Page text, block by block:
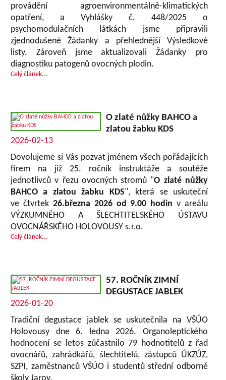
provádění agroenvironmentálně-klimatických
opatření, a Vyhlášky č. 448/2025 o
psychomodulačních látkách jsme připravili
zjednodušené Žádanky a přehlednější Výsledkové
listy. Zároveň jsme aktualizovali Žádanky pro
diagnostiku patogenů ovocných plodin.
Celý článek...
O zlaté nůžky BAHCO a
zlatou žabku KDS
2026-02-13
Dovolujeme si Vás pozvat jménem všech pořádajících
firem na již 25. ročník instruktáže a soutěže
jednotlivců v řezu ovocných stromů "O zlaté nůžky
BAHCO a zlatou žabku KDS", která se uskuteční
ve čtvrtek 26.března 2026 od 9.00 hodin v areálu
VÝZKUMNÉHO A ŠLECHTITELSKÉHO ÚSTAVU
OVOCNÁŘSKÉHO HOLOVOUSY s.r.o.
Celý článek...
57. ROČNÍK ZIMNÍ
DEGUSTACE JABLEK
2026-01-20
Tradiční degustace jablek se uskutečnila na VŠÚO
Holovousy dne 6. ledna 2026. Organoleptického
hodnocení se letos zúčastnilo 79 hodnotitelů z řad
ovocnářů, zahrádkářů, šlechtitelů, zástupců ÚKZÚZ,
SZPI, zaměstnanců VŠÚO i studentů střední odborné